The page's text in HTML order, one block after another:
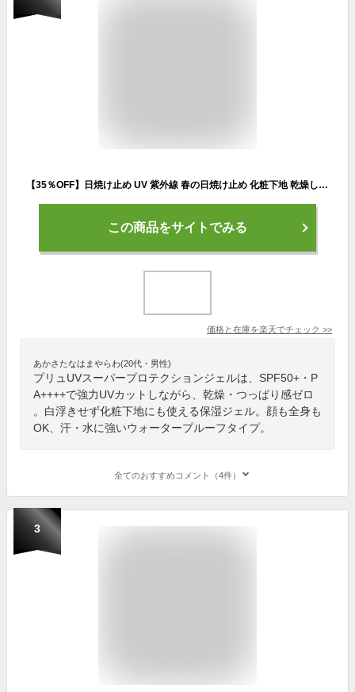
【35％OFF】日焼け止め UV 紫外線 春の日焼け止め 化粧下地 乾燥しない つっぱらない 汗 SPF50+ PA++++ PM2.5 ウォータープルーフ UVカット 白くならない 白浮きしない 日焼け 顔 全身 [プリュ（PLuS）UV スーパー プロテクションジェル（40g）] ZZ 送料無料【2点セット】
この商品をサイトでみる
価格と在庫を楽天でチェック >>
あかさたなはまやらわ(20代・男性)
プリュUVスーパープロテクションジェルは、SPF50+・P
A++++で強力UVカットしながら、乾燥・つっぱり感ゼロ
。白浮きせず化粧下地にも使える保湿ジェル。顔も全身も
OK、汗・水に強いウォータープルーフタイプ。
全てのおすすめコメント（4件）
3